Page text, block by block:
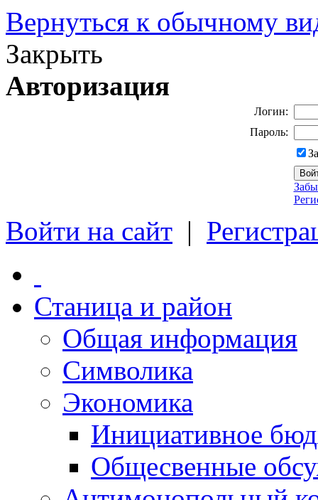
Вернуться к обычному
Закрыть
Авторизация
Логин:
Пароль:
Войти на сайт |
Станица и район
Общая информация
Символика
Экономика
Инициативное
Общесвенные